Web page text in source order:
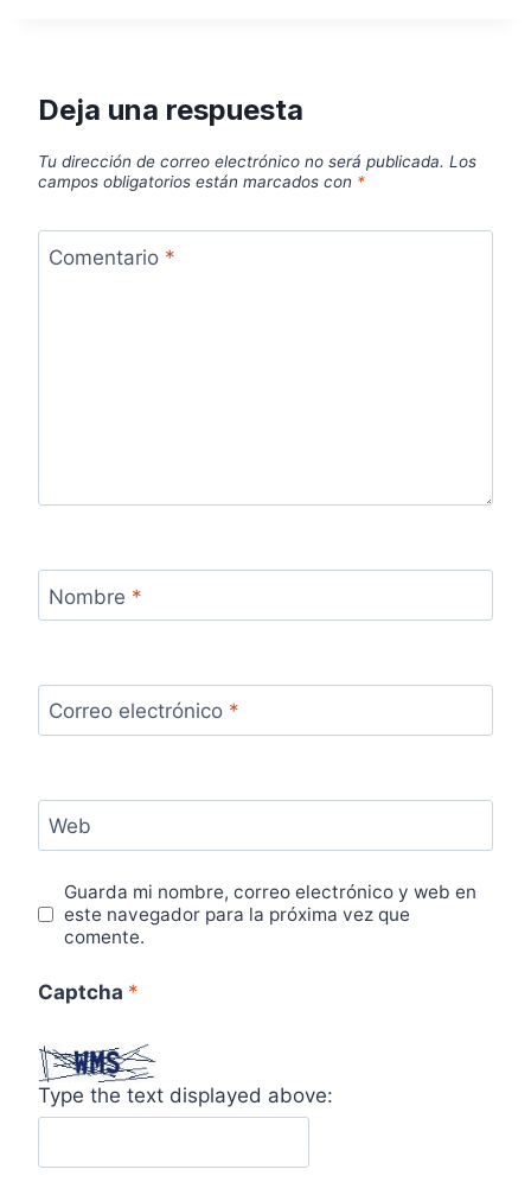
Deja una respuesta
Tu dirección de correo electrónico no será publicada. Los
campos obligatorios están marcados con *
Comentario *
Nombre *
Correo electrónico *
Web
Guarda mi nombre, correo electrónico y web en
este navegador para la próxima vez que
comente.
Captcha *
Type the text displayed above: